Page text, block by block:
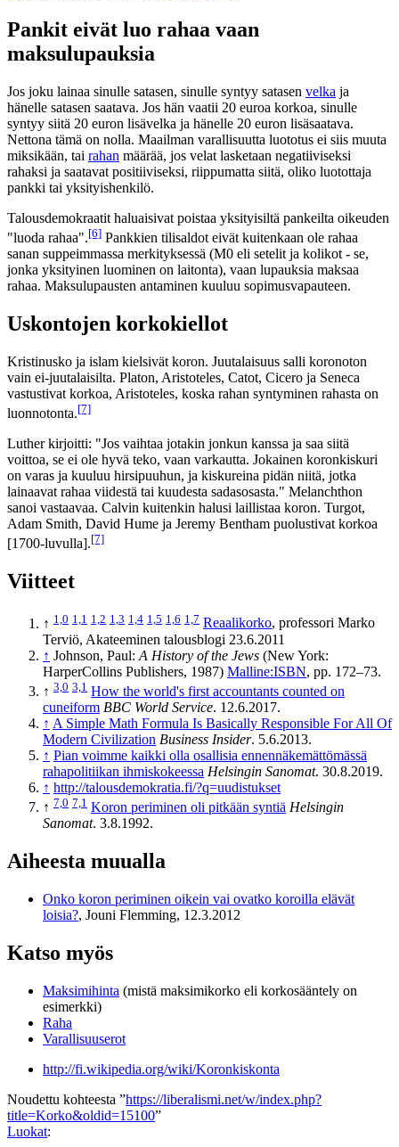
Pankit eivät luo rahaa vaan
maksulupauksia
Jos joku lainaa sinulle satasen, sinulle syntyy satasen velka ja
hänelle satasen saatava. Jos hän vaatii 20 euroa korkoa, sinulle
syntyy siitä 20 euron lisävelka ja hänelle 20 euron lisäsaatava.
Nettona tämä on nolla. Maailman varallisuutta luototus ei siis muuta
miksikään, tai rahan määrää, jos velat lasketaan negatiiviseksi
rahaksi ja saatavat positiiviseksi, riippumatta siitä, oliko luotottaja
pankki tai yksityishenkilö.
Talousdemokraatit haluaisivat poistaa yksityisiltä pankeilta oikeuden
"luoda rahaa".[6] Pankkien tilisaldot eivät kuitenkaan ole rahaa
sanan suppeimmassa merkityksessä (M0 eli setelit ja kolikot - se,
jonka yksityinen luominen on laitonta), vaan lupauksia maksaa
rahaa. Maksulupausten antaminen kuuluu sopimusvapauteen.
Uskontojen korkokiellot
Kristinusko ja islam kielsivät koron. Juutalaisuus salli koronoton
vain ei-juutalaisilta. Platon, Aristoteles, Catot, Cicero ja Seneca
vastustivat korkoa, Aristoteles, koska rahan syntyminen rahasta on
luonnotonta.[7]
Luther kirjoitti: "Jos vaihtaa jotakin jonkun kanssa ja saa siitä
voittoa, se ei ole hyvä teko, vaan varkautta. Jokainen koronkiskuri
on varas ja kuuluu hirsipuuhun, ja kiskureina pidän niitä, jotka
lainaavat rahaa viidestä tai kuudesta sadasosasta." Melanchthon
sanoi vastaavaa. Calvin kuitenkin halusi laillistaa koron. Turgot,
Adam Smith, David Hume ja Jeremy Bentham puolustivat korkoa
[1700-luvulla].[7]
Viitteet
↑ 1,0 1,1 1,2 1,3 1,4 1,5 1,6 1,7 Reaalikorko, professori Marko
Terviö, Akateeminen talousblogi 23.6.2011
↑ Johnson, Paul: A History of the Jews (New York:
HarperCollins Publishers, 1987) Malline:ISBN, pp. 172–73.
↑ 3,0 3,1 How the world's first accountants counted on
cuneiform BBC World Service. 12.6.2017.
↑ A Simple Math Formula Is Basically Responsible For All Of
Modern Civilization Business Insider. 5.6.2013.
↑ Pian voimme kaikki olla osallisia ennen­näkemättömässä
raha­politiikan ihmis­kokeessa Helsingin Sanomat. 30.8.2019.
↑ http://talousdemokratia.fi/?q=uudistukset
↑ 7,0 7,1 Koron periminen oli pitkään syntiä Helsingin
Sanomat. 3.8.1992.
Aiheesta muualla
Onko koron periminen oikein vai ovatko koroilla elävät
loisia?, Jouni Flemming, 12.3.2012
Katso myös
Maksimihinta (mistä maksimikorko eli korkosääntely on
esimerkki)
Raha
Varallisuuserot
http://fi.wikipedia.org/wiki/Koronkiskonta
Noudettu kohteesta ”https://liberalismi.net/w/index.php?
title=Korko&oldid=15100”
Luokat: